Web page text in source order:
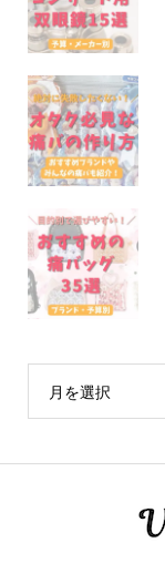
月を選択